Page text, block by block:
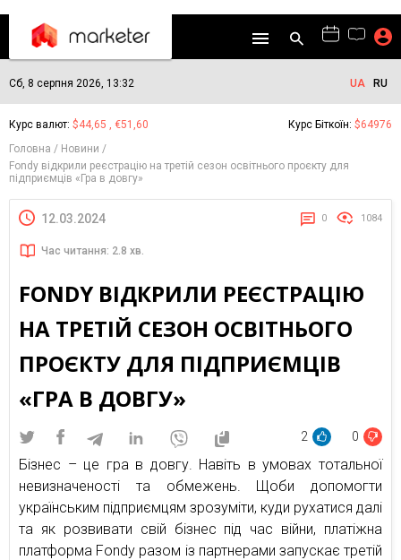
Сб, 8 серпня 2026, 13:32 UA RU
Курс валют: $44,65 , €51,60 Курс Біткоїн: $64976
Головна
Новини
Fondy відкрили реєстрацію на третій сезон освітнього проєкту для
підприємців «Гра в довгу»
12.03.2024 0 1084
Час читання: 2.8 хв.
FONDY ВІДКРИЛИ РЕЄСТРАЦІЮ
НА ТРЕТІЙ СЕЗОН ОСВІТНЬОГО
ПРОЄКТУ ДЛЯ ПІДПРИЄМЦІВ
«ГРА В ДОВГУ»
2 0
Бізнес – це гра в довгу. Навіть в умовах тотальної
невизначеності та обмежень. Щоби допомогти
українським підприємцям зрозуміти, куди рухатися далі
та як розвивати свій бізнес під час війни, платіжна
платформа Fondy разом із партнерами запускає третій